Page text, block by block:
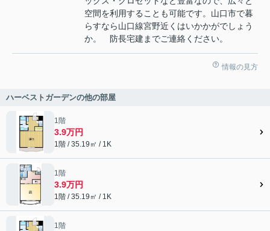
空間を利用することも可能です。山口市で暮
らすなら山口線宮野近くはいかかがでしょう
か。 防長宅建までご連絡ください。
情報の見方
ハーベストガーデンの他の部屋
1階
3.9万円
1階 / 35.19㎡ / 1K
1階
3.9万円
1階 / 35.19㎡ / 1K
1階